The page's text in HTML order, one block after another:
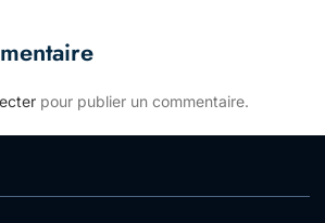
pour publier un commentaire.